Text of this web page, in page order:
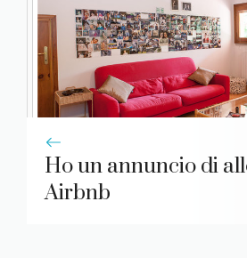
Ho un annuncio di
Airbnb